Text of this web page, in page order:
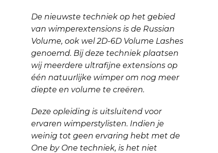
De nieuwste techniek op het gebied
van wimperextensions is de Russian
Volume, ook wel 2D-6D Volume Lashes
genoemd. Bij deze techniek plaatsen
wij meerdere ultrafijne extensions op
één natuurlijke wimper om nog meer
diepte en volume te creëren.
Deze opleiding is uitsluitend voor
ervaren wimperstylisten. Indien je
weinig tot geen ervaring hebt met de
One by One techniek, is het niet